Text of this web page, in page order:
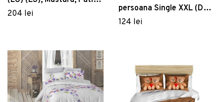
Bumbac Ranforce
204 lei
persoana Single XXL (DE),
Galano - Dark Blue,
124 lei